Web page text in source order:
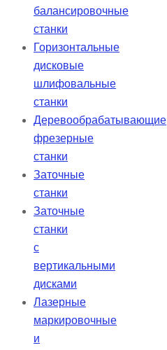
балансировочные
станки
Горизонтальные
дисковые
шлифовальные
станки
Деревообрабатывающие
фрезерные
станки
Заточные
станки
Заточные
станки
с
вертикальными
дисками
Лазерные
маркировочные
и